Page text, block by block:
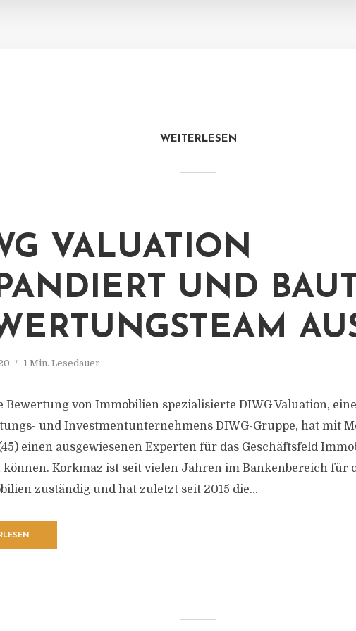
WEITERLESEN
VALUATION
UND
1 Min. Lesedauer
Bewertung von Immobilien spezialisierte DIWG Valuation,
und Investmentunternehmens DIWG-Gruppe, hat mit
einen ausgewiesenen Experten für das Geschäftsfeld
können. Korkmaz ist seit vielen Jahren im Bankenbereich für
zuständig und hat zuletzt seit 2015 die...